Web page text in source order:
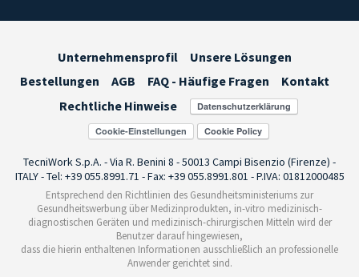
Unternehmensprofil
Unsere Lösungen
Bestellungen
AGB FAQ - Häufige Fragen
Kontakt
Rechtliche Hinweise
Cookie-Einstellungen
TecniWork S.p.A. - Via R. Benini 8 - 50013 Campi Bisenzio (Firenze) -
ITALY - Tel: +39 055.8991.71 - Fax: +39 055.8991.801 - P.IVA: 01812000485
Entsprechend den Richtlinien des Gesundheitsministeriums zur
Gesundheitswerbung über Medizinprodukten, in-vitro medizinisch-
diagnostischen Geräten und medizinisch-chirurgischen Mitteln wird der
Benutzer darauf hingewiesen,
dass die hierin enthaltenen Informationen ausschließlich an professionelle
Anwender gerichtet sind.